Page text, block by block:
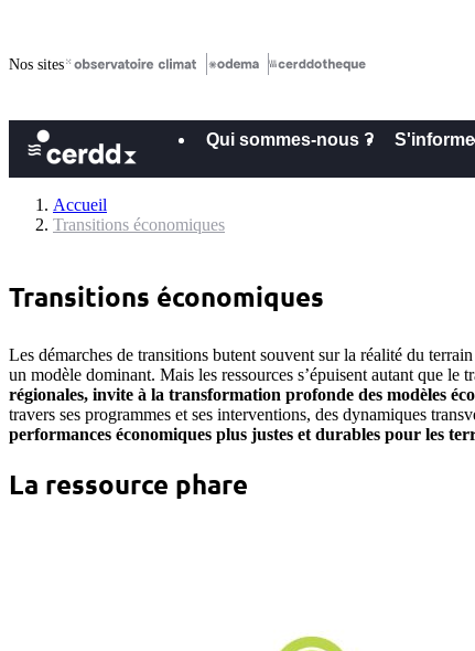
Nos sites
Qui sommes-nous ?
Accueil
Transitions économiques
Transitions économiques
Les démarches de transitions butent souvent sur la réalité du
un modèle dominant. Mais les ressources s’épuisent autant que le
régionales, invite à la transformation profonde des modèles
travers ses programmes et ses interventions, des dynamiques
performances économiques plus justes et durables pour les
La ressource phare